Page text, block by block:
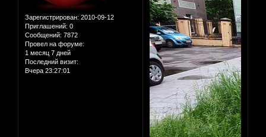
Зарегистрирован: 2010-09-12
Приглашений: 0
Сообщений: 7872
Провел на форуме:
1 месяц 7 дней
Последний визит:
Вчера 23:27:01